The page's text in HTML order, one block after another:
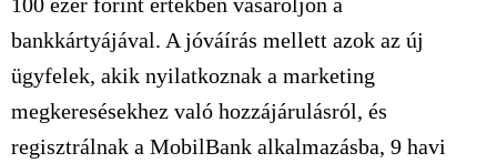
bankkártyájával. A jóváírás mellett azok az új
ügyfelek, akik nyilatkoznak a marketing
megkeresésekhez való hozzájárulásról, és
regisztrálnak a MobilBank alkalmazásba, 9 havi